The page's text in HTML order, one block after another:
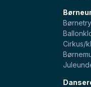
Cirkus/